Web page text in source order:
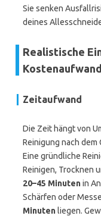
Sie senken
deines
Realistische
Kostenaufwand
Zeitaufwand
Die Zeit hängt von
Reinigung nach
Eine gründliche
Reinigen, Trocknen
20–45 Minutenin
Schärfen oder
Minuten liegen.